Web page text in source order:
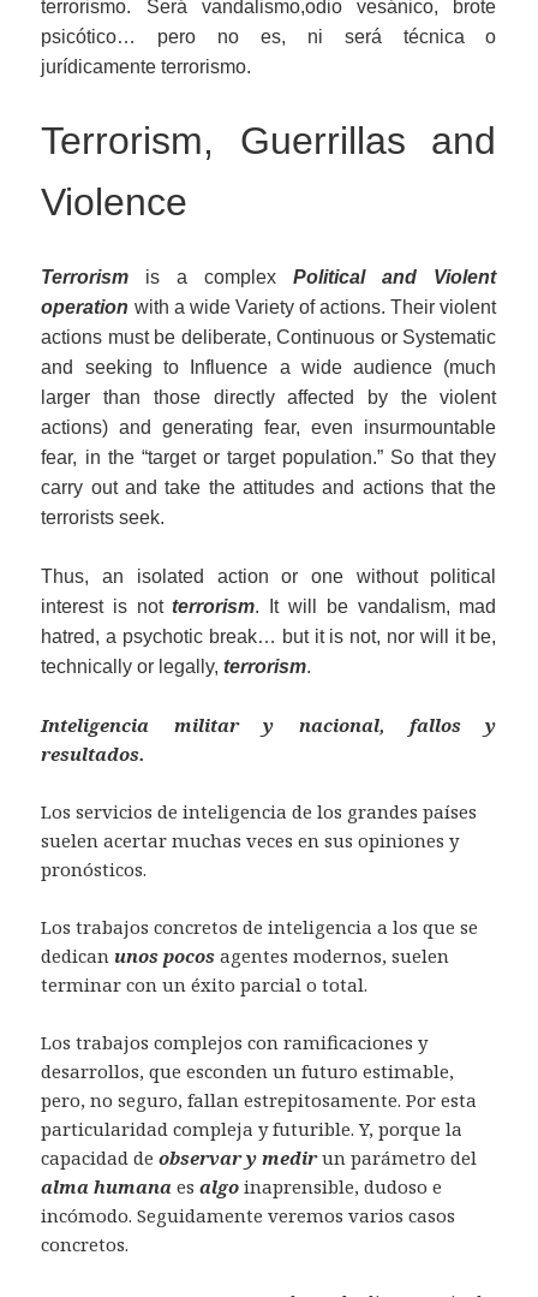
terrorismo. Será vandalismo,odio vesánico, brote
psicótico… pero no es, ni será técnica o
jurídicamente terrorismo.
Terrorism, Guerrillas and
Violence
Terrorism is a complexPolitical and Violent
operation with a wide Variety of actions. Their violent
actions must be deliberate, Continuous or Systematic
and seeking to Influence a wide audience (much
larger than those directly affected by the violent
actions) and generating fear, even insurmountable
fear, in the “target or target population.” So that they
carry out and take the attitudes and actions that the
terrorists seek.
Thus, an isolated action or one without political
interest is notterrorism. It will be vandalism, mad
hatred, a psychotic break… but it is not, nor will it be,
technically or legally,terrorism.
Inteligencia militar y nacional, fallos y
resultados.
Los servicios de inteligencia de los grandes países
suelen acertar muchas veces en sus opiniones y
pronósticos.
Los trabajos concretos de inteligencia a los que se
dedican unos pocos agentes modernos, suelen
terminar con un éxito parcial o total.
Los trabajos complejos con ramificaciones y
desarrollos, que esconden un futuro estimable,
pero, no seguro, fallan estrepitosamente. Por esta
particularidad compleja y futurible. Y, porque la
capacidad deobservar y medirun parámetro del
alma humana esalgo inaprensible, dudoso e
incómodo. Seguidamente veremos varios casos
concretos.